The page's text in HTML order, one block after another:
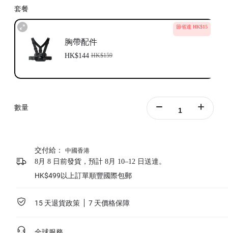
套餐
節省達 HK$15
胸帶配件
HK$144 HK$159
數量
交付給： 中國香港
8月 8 日前發貨，預計 8月 10–12 日送達。
HK$499以上訂單順豐國際包郵
15 天退貨政策 7 天價格保障